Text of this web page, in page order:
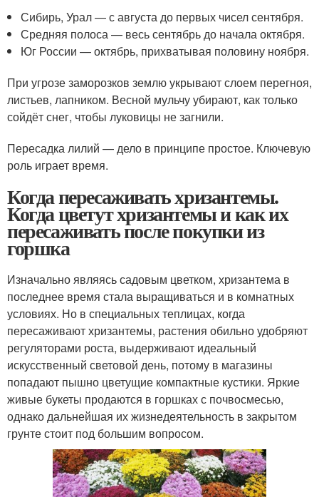
Сибирь, Урал — с августа до первых чисел сентября.
Средняя полоса — весь сентябрь до начала октября.
Юг России — октябрь, прихватывая половину ноября.
При угрозе заморозков землю укрывают слоем перегноя,
листьев, лапником. Весной мульчу убирают, как только
сойдёт снег, чтобы луковицы не загнили.
Пересадка лилий — дело в принципе простое. Ключевую
роль играет время.
Когда пересаживать хризантемы.
Когда цветут хризантемы и как их
пересаживать после покупки из
горшка
Изначально являясь садовым цветком, хризантема в
последнее время стала выращиваться и в комнатных
условиях. Но в специальных теплицах, когда
пересаживают хризантемы, растения обильно удобряют
регуляторами роста, выдерживают идеальный
искусственный световой день, потому в магазины
попадают пышно цветущие компактные кустики. Яркие
живые букеты продаются в горшках с почвосмесью,
однако дальнейшая их жизнедеятельность в закрытом
грунте стоит под большим вопросом.